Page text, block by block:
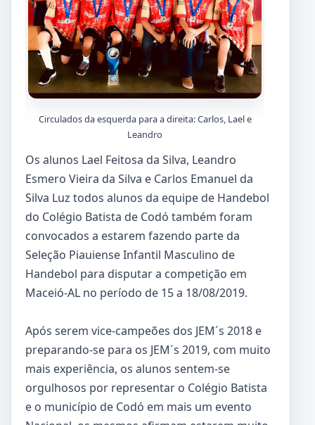
Circulados da esquerda para a direita: Carlos, Lael e
Leandro
Os alunos Lael Feitosa da Silva, Leandro
Esmero Vieira da Silva e Carlos Emanuel da
Silva Luz todos alunos da equipe de Handebol
do Colégio Batista de Codó também foram
convocados a estarem fazendo parte da
Seleção Piauiense Infantil Masculino de
Handebol para disputar a competição em
Maceió-AL no período de 15 a 18/08/2019.
Após serem vice-campeões dos JEM´s 2018 e
preparando-se para os JEM´s 2019, com muito
mais experiência, os alunos sentem-se
orgulhosos por representar o Colégio Batista
e o município de Codó em mais um evento